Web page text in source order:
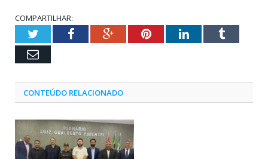
COMPARTILHAR:
TwitterFacebookGoogle+PinterestLinkedInTumblr
Email
CONTEÚDO RELACIONADO